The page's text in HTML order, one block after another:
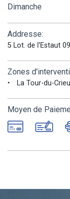
Dimanche
Addresse:
5 Lot. de l'Estaut
Zones
La Tour-du-Crieu
Moyen de